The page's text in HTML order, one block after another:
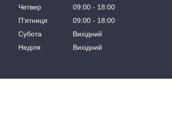
Четвер
09:00
18:00
Пʼятниця
09:00
18:00
Субота
Вихідний
Неділя
Вихідний